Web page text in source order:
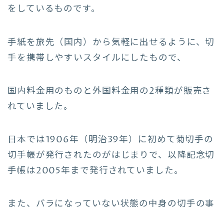
をしているものです。
手紙を旅先（国内）から気軽に出せるように、切
手を携帯しやすいスタイルにしたもので、
国内料金用のものと外国料金用の2種類が販売さ
れていました。
日本では1906年（明治39年）に初めて菊切手の
切手帳が発行されたのがはじまりで、以降記念切
手帳は2005年まで発行されていました。
また、バラになっていない状態の中身の切手の事